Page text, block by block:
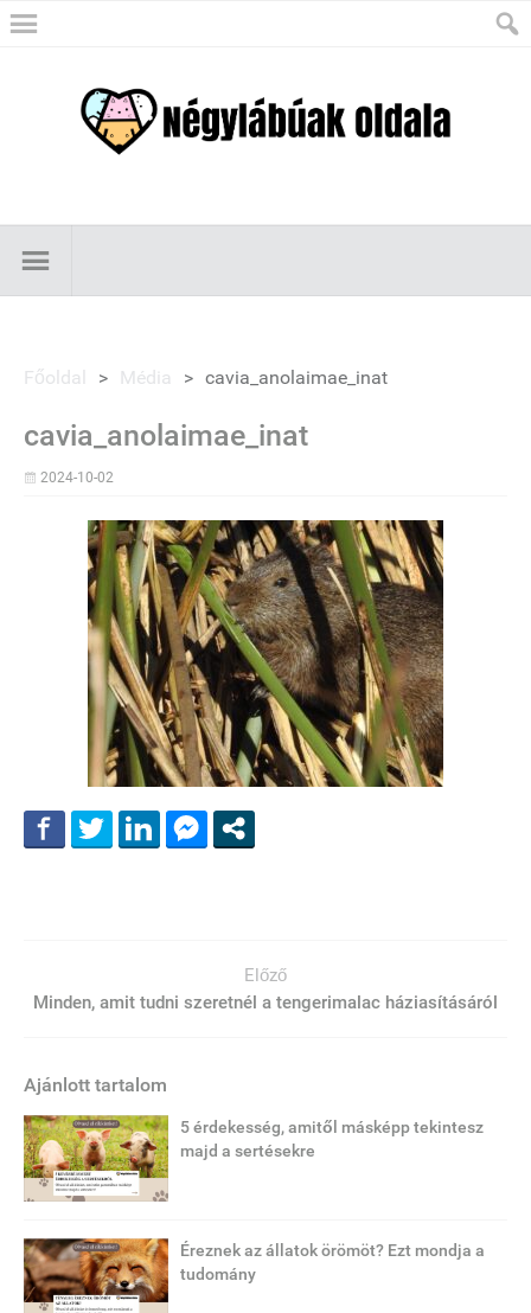
Főoldal > Média > cavia_anolaimae_inat
cavia_anolaimae_inat
2024-10-02
Előző
Minden, amit tudni szeretnél a tengerimalac háziasításáról
Ajánlott tartalom
5 érdekesség, amitől másképp tekintesz
majd a sertésekre
Éreznek az állatok örömöt? Ezt mondja a
tudomány